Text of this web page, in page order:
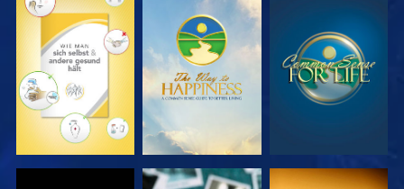
ANSEHEN ANSEHEN ANSEHEN